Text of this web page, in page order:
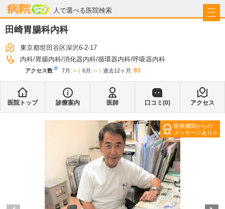
人で選べる医院検索
病院なび
田崎胃腸科内科
東京都世田谷区深沢6-2-17
内科 胃腸内科 消化器内科 循環器内科 呼吸器内科
アクセス数※ 7月 : -- 6月 : -- 過去12ヶ月: 93
医院トップ 診療案内 医師 口コミ(0) アクセス
医療機関からの
メッセージあり